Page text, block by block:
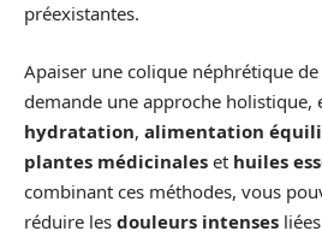
préexistantes.
Apaiser une colique néphrétique
demande une approche holistique,
hydratation, alimentation
plantes médicinales et huiles
combinant ces méthodes, vous
réduire les douleurs intenses